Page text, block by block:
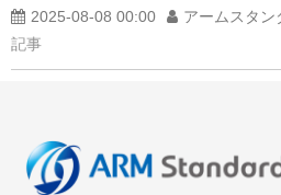
2025-08-08 00:00 アームスタン
記事